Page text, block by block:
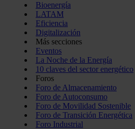
Bioenergía
LATAM
Eficiencia
Digitalización
Más secciones
Eventos
La Noche de la Energía
10 claves del sector energético
Foros
Foro de Almacenamiento
Foro de Autoconsumo
Foro de Movilidad Sostenible
Foro de Transición Energética
Foro Industrial